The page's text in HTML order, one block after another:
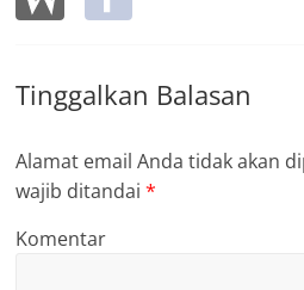
Tinggalkan Balasan
Alamat email Anda tidak akan
wajib ditandai*
Komentar